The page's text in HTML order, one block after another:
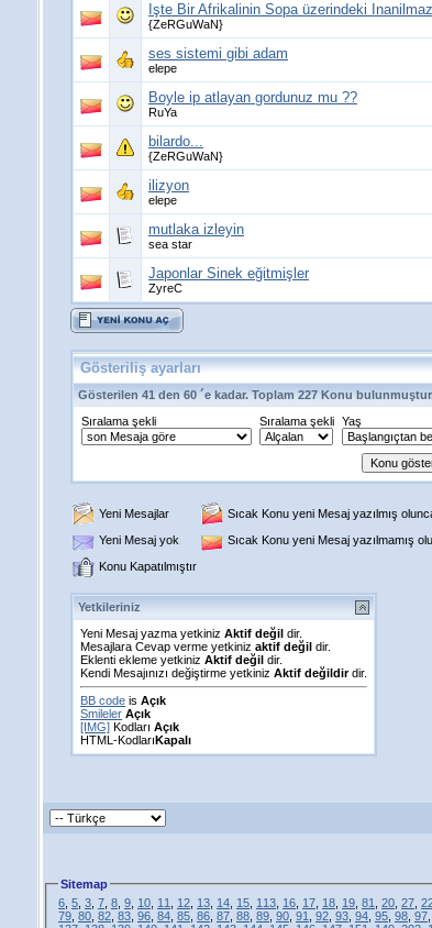
Işte Bir Afrikalinin Sopa üzerindeki
{ZeRGuWaN}
ses sistemi gibi adam
elepe
Boyle ip atlayan gordunuz mu ??
RuYa
bilardo...
{ZeRGuWaN}
ilizyon
elepe
mutlaka izleyin
sea star
Japonlar Sinek eğitmişler
ZyreC
Gösteriliş ayarları
Gösterilen 41 den 60 ´e kadar. Toplam 227 Konu
Sıralama şekli
Sıralama şekli Yaş
Yeni Mesajlar
Sıcak Konu yeni Mesaj yazılmış
Yeni Mesaj yok
Sıcak Konu yeni Mesaj yazılmamış
Konu Kapatılmıştır
Yetkileriniz
Yeni Mesaj yazma yetkiniz Aktif değil dir.
Mesajlara Cevap verme yetkiniz aktif değil dir.
Eklenti ekleme yetkiniz Aktif değil dir.
Kendi Mesajınızı değiştirme yetkiniz Aktif değildirdir.
BB code is Açık
Smileler Açık
[IMG] Kodları Açık
HTML-KodlarıKapalı
Sitemap
6 5 3 7 8 9 10 11 12 13 14 15 113 16 17 18 19 81 20 27
79 80 82 83 96 84 85 86 87 88 89 90 91 92 93 94 95 98 97